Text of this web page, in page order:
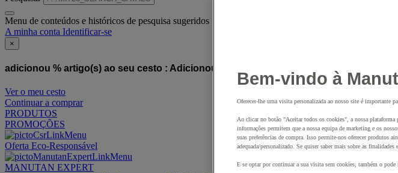
Menu de conteúdos e históricos de pesquisa sugeridos
A minha conta Identificar-se
×
adicionou % artigo(s) ao seu cesto : Adicionou este artigo ao seu cesto :
Ver o meu cesto
Continuar a comprar
PRODUTOS
PROMOÇÕES
Oferta Eco-Responsável
MANUTAN EXPERT
Bem-vindo à
Oferecer-lhe uma visita personalizada ao nosso site é importante
Ao clicar no botão "Aceitar todos os cookies", a nossa plataforma
informações permitem que a nossa equipa de marketing e os
suas preferências de compra. Isso permite-nos oferecer produtos
adequada/personalizado. Se quiser saber mais sobre as
E se optar por continuar a sua visita sem cookies, também o pode